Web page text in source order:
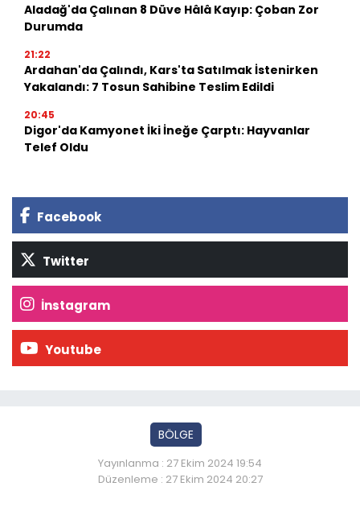
Aladağ'da Çalınan 8 Düve Hâlâ Kayıp: Çoban Zor
Durumda
21:22
Ardahan'da Çalındı, Kars'ta Satılmak İstenirken
Yakalandı: 7 Tosun Sahibine Teslim Edildi
20:45
Digor'da Kamyonet İki İneğe Çarptı: Hayvanlar
Telef Oldu
Facebook
Twitter
İnstagram
Youtube
BÖLGE
Yayınlanma : 27 Ekim 2024 19:54
Düzenleme : 27 Ekim 2024 20:27